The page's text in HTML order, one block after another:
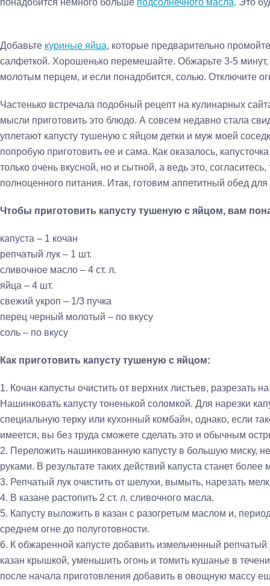
понадобится немного больше подсолнечного масла. Это
Добавьте куриные яйца, которые предварительно
салфеткой. Хорошенько перемешайте. Обжарьте 3-5
молотым перцем, и если понадобится, солью. Отключите
Частенько встречала подобный рецепт на кулинарных
мысли приготовить это блюдо. А совсем недавно стала
уплетают капусту тушеную с яйцом детки и муж моей
попробую приготовить ее и сама. Как оказалось,
только очень вкусной, но и сытной, а ведь это,
полноценного питания. Итак, готовим аппетитный обед
Чтобы приготовить капусту тушеную с яйцом, вам
капуста – 1 кочан
репчатый лук – 1 шт.
сливочное масло – 4 ст. л.
яйца – 4 шт.
свежий укроп – 1/3 пучка
перец черный молотый – по вкусу
соль – по вкусу
Как приготовить капусту тушеную с яйцом:
1. Кочан капусты очистить от верхних листьев, разрезать
Нашинковать капусту тоненькой соломкой. Для нарезки
специальную терку или кухонный комбайн, однако, если
имеется, вы без труда сможете сделать это и обычным
2. Переложить нашинкованную капусту в большую миску,
руками. В результате таких действий капуста станет более
3. Репчатый лук очистить от шелухи, вымыть, нарезать
4. В казане растопить 2 ст. л. сливочного масла.
5. Капусту выложить в казан с разогретым маслом и,
среднем огне до полуготовности.
6. К обжаренной капусте добавить измельченный
казан крышкой, уменьшить огонь и томить кушанье в
после начала приготовления добавить в овощную массу